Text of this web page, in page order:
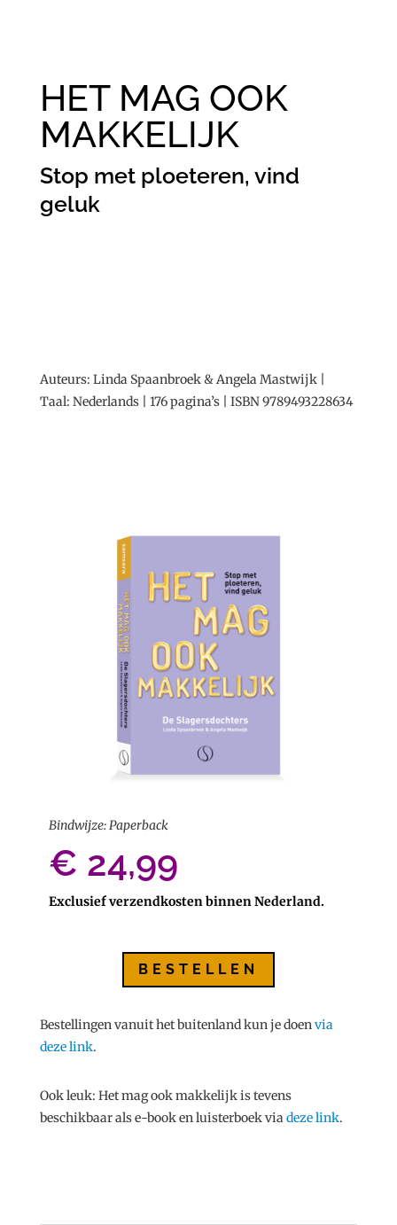
HET MAG OOK
MAKKELIJK
Stop met ploeteren, vind
geluk
Auteurs: Linda Spaanbroek & Angela Mastwijk |
Taal: Nederlands | 176 pagina’s | ISBN 9789493228634
Bindwijze: Paperback
€ 24,99
Exclusief verzendkosten binnen Nederland.
BESTELLEN
Bestellingen vanuit het buitenland kun je doenvia
deze link.
Ook leuk: Het mag ook makkelijk is tevens
beschikbaar als e-book en luisterboek viadeze link.